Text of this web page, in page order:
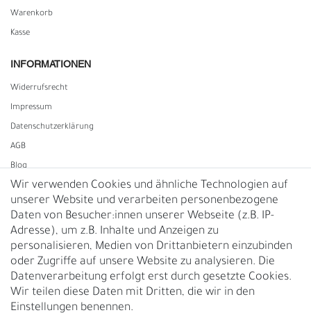
Warenkorb
Kasse
INFORMATIONEN
Widerrufs­recht
Impressum
Daten­schutz­erklärung
AGB
Blog
Vertrag widerrufen
UNTERNEHMEN
Nachhaltigkeit
Kontakt
Über uns
Wir verwenden Cookies und ähnliche Technologien auf
unserer Website und verarbeiten personenbezogene
Daten von Besucher:innen unserer Webseite (z.B. IP-
Adresse), um z.B. Inhalte und Anzeigen zu
personalisieren, Medien von Drittanbietern einzubinden
oder Zugriffe auf unsere Website zu analysieren. Die
Datenverarbeitung erfolgt erst durch gesetzte Cookies.
Wir teilen diese Daten mit Dritten, die wir in den
Einstellungen benennen.